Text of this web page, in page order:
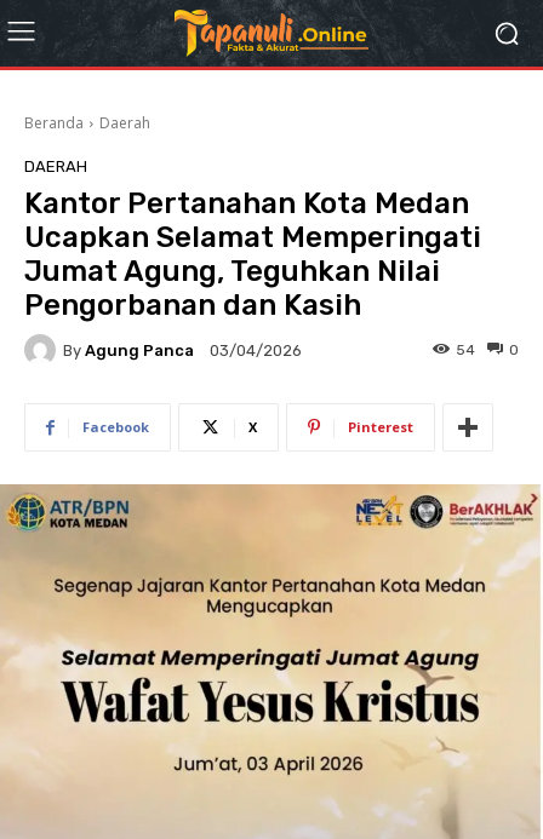
Beranda Daerah
DAERAH
Kantor Pertanahan Kota Medan
Ucapkan Selamat Memperingati
Jumat Agung, Teguhkan Nilai
Pengorbanan dan Kasih
By Agung Panca 03/04/2026 0
54
Facebook X Pinterest